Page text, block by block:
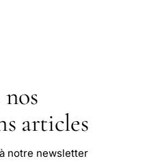
nos
articles
notre newsletter